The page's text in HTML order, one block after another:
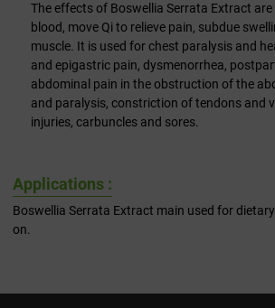
The effects of Boswellia Serrata Extract
blood, move Qi to relieve pain, subdue
muscle. It is used for chest paralysis and
and epigastric pain, dysmenorrhea,
abdominal pain in the obstruction of the
and paralysis, constriction of tendons and
injuries, carbuncles and sores.
Applications :
Boswellia Serrata Extract main used for
on.